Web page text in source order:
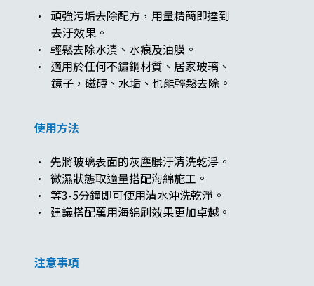
· 頑強污垢去除配方，用量精簡即達到
去汙效果。
· 輕鬆去除水漬、水痕及油膜。
· 適用於任何不鏽鋼材質、居家玻璃、
鏡子，磁磚、水垢、也能輕鬆去除。
使用方法
· 先將玻璃表面的灰塵髒汙清洗乾淨。
· 微濕狀態取適量搭配海綿施工。
· 等3-5分鐘即可使用清水沖洗乾淨。
· 建議搭配萬用海綿刷效果更加卓越。
注意事項